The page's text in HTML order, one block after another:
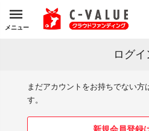
メニュー
ログイ
まだアカウントをお持ちでない方
す。